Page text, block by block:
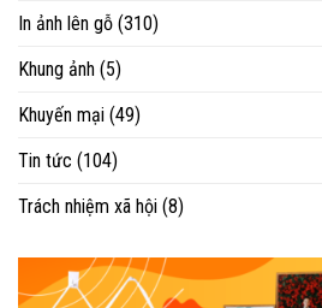
In ảnh lên gỗ (310)
Khung ảnh (5)
Khuyến mại (49)
Tin tức (104)
Trách nhiệm xã hội (8)